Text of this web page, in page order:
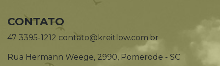
CONTATO
47 3395-1212 contato@kreitlow.com.br
Rua Hermann Weege, 2990, Pomerode - SC